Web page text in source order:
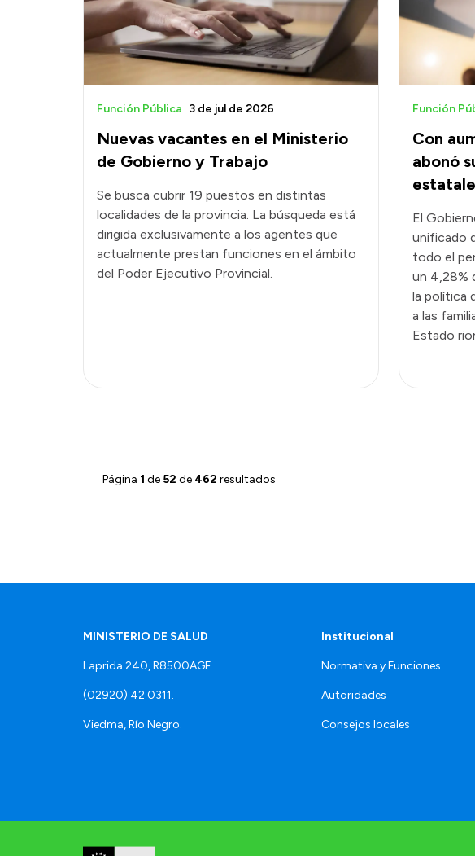
Nuevas vacantes en el Ministerio
de Gobierno y Trabajo
Función Pública 3 de jul de 2026
Se busca cubrir 19 puestos en distintas
localidades de la provincia. La búsqueda está
dirigida exclusivamente a los agentes que
actualmente prestan funciones en el ámbito
del Poder Ejecutivo Provincial.
Con
abonó
Función
El
unificado
todo el
un 4,28%
la política
a las
Estado
Página 1 de 52 de 462 resultados
MINISTERIO DE SALUD
Laprida 240, R8500AGF.
(02920) 42 0311.
Viedma, Río Negro.
Institucional
Normativa y Funciones
Autoridades
Consejos locales